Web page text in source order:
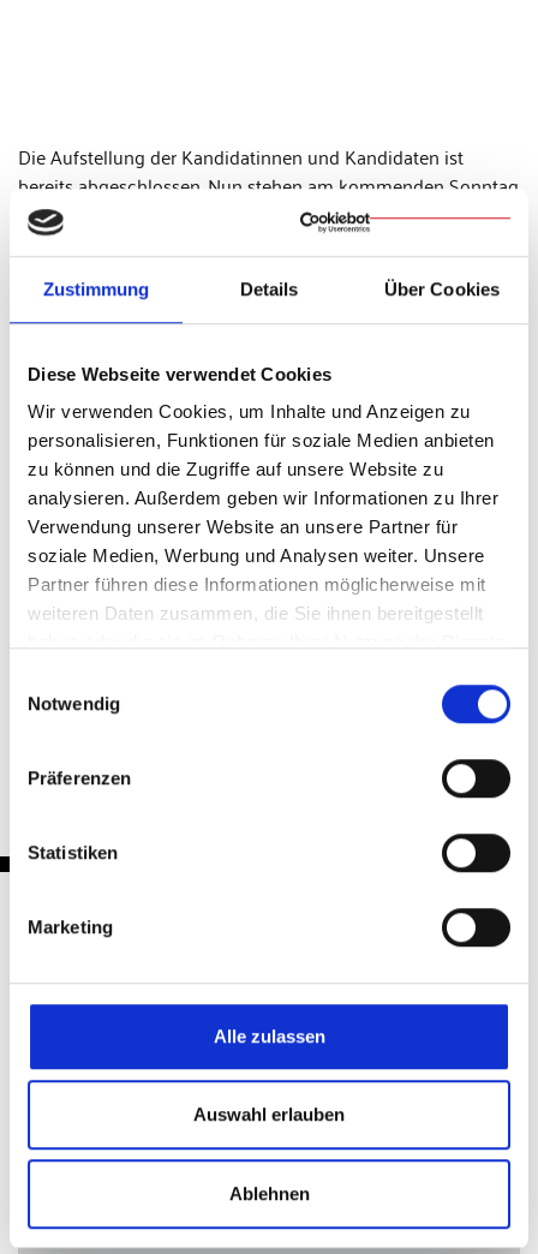
Zustimmung Details Über Cookies
Diese Webseite verwendet Cookies
Wir verwenden Cookies, um Inhalte und Anzeigen zu
personalisieren, Funktionen für soziale Medien anbieten
zu können und die Zugriffe auf unsere Website zu
analysieren. Außerdem geben wir Informationen zu Ihrer
Verwendung unserer Website an unsere Partner für
soziale Medien, Werbung und Analysen weiter. Unsere
Partner führen diese Informationen möglicherweise mit
weiteren Daten zusammen, die Sie ihnen bereitgestellt
Notwendig
Präferenzen
Statistiken
Marketing
Alle zulassen
Auswahl erlauben
Ablehnen
Die Aufstellung der Kandidatinnen und Kandidaten ist
bereits abgeschlossen. Nun stehen am kommenden Sonntag
die Kirchenverwaltungswahlen in den einzelnen Pfarreien
und Pfarreiengemeinschaften an.
Fotos: Christian Beirowski, Thomas Oberst
Video: TVA Regensburg
(to)
Teilen & Drucken
Zurück
Nachrichten